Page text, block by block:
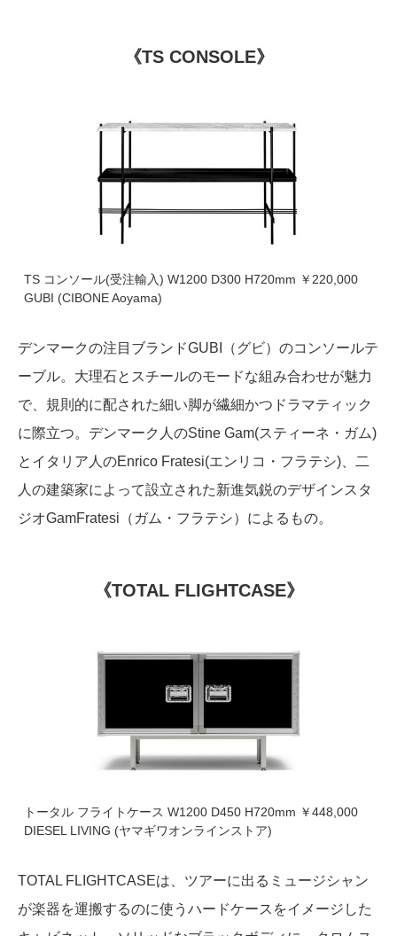
《TS CONSOLE》
TS コンソール(受注輸入) W1200 D300 H720mm ￥220,000
GUBI (CIBONE Aoyama)
デンマークの注目ブランドGUBI（グビ）のコンソールテ
ーブル。大理石とスチールのモードな組み合わせが魅力
で、規則的に配された細い脚が繊細かつドラマティック
に際立つ。デンマーク人のStine Gam(スティーネ・ガム)
とイタリア人のEnrico Fratesi(エンリコ・フラテシ)、二
人の建築家によって設立された新進気鋭のデザインスタ
ジオGamFratesi（ガム・フラテシ）によるもの。
《TOTAL FLIGHTCASE》
トータル フライトケース W1200 D450 H720mm ￥448,000
DIESEL LIVING (ヤマギワオンラインストア)
TOTAL FLIGHTCASEは、ツアーに出るミュージシャン
が楽器を運搬するのに使うハードケースをイメージした